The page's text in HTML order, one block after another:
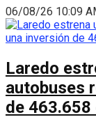
06/08/26 10:09
Laredo
autobuses
de 463.658